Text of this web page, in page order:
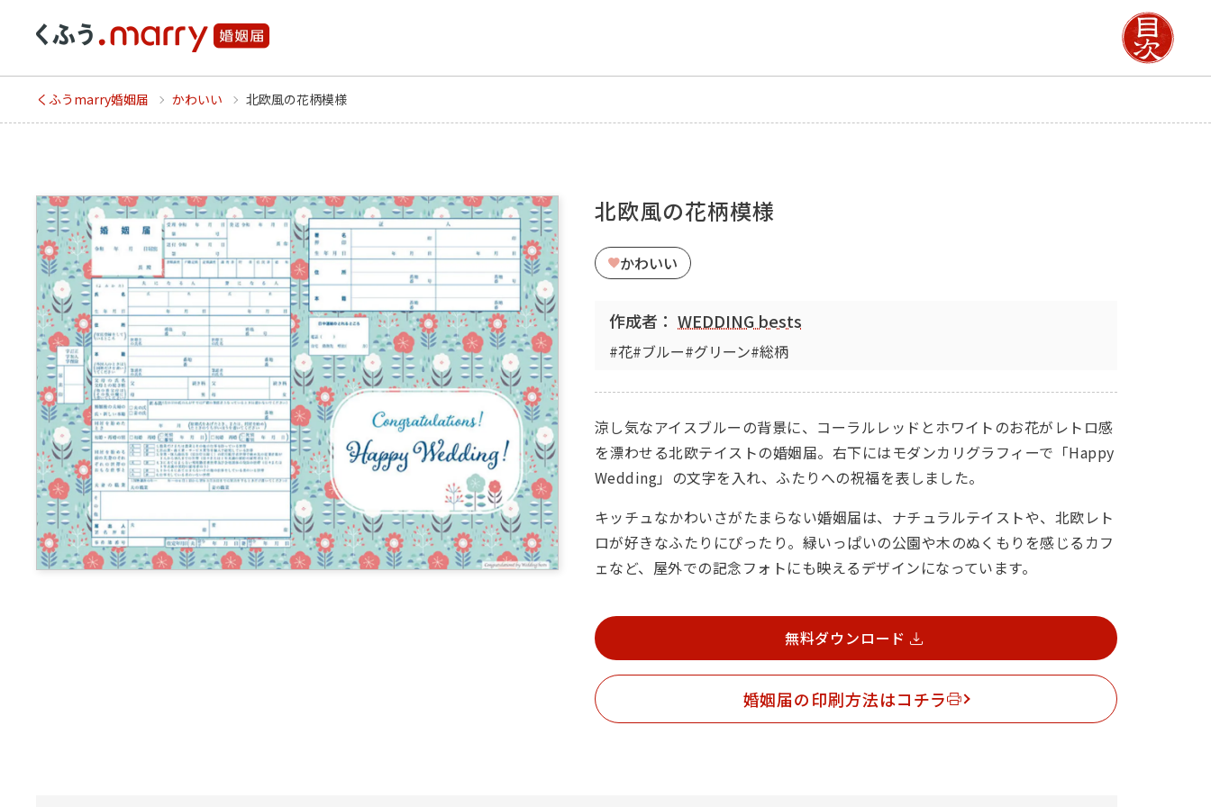
くふうmarry婚姻届 かわいい 北欧風の花柄模様
北欧風の花柄模様
かわいい
作成者： WEDDING bests
#花#ブルー#グリーン#総柄
涼し気なアイスブルーの背景に、コーラルレッドとホワイトのお花がレトロ感
を漂わせる北欧テイストの婚姻届。右下にはモダンカリグラフィーで「Happy
Wedding」の文字を入れ、ふたりへの祝福を表しました。
キッチュなかわいさがたまらない婚姻届は、ナチュラルテイストや、北欧レト
ロが好きなふたりにぴったり。緑いっぱいの公園や木のぬくもりを感じるカフ
ェなど、屋外での記念フォトにも映えるデザインになっています。
無料ダウンロード
婚姻届の印刷方法はコチラ